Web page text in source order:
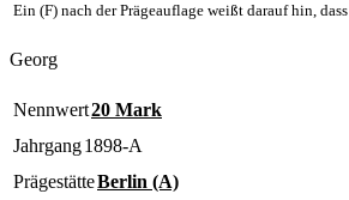
Ein (F) nach der Prägeauflage weißt darauf hin,
Georg
Nennwert20 Mark
Jahrgang1898-A
PrägestätteBerlin (A)